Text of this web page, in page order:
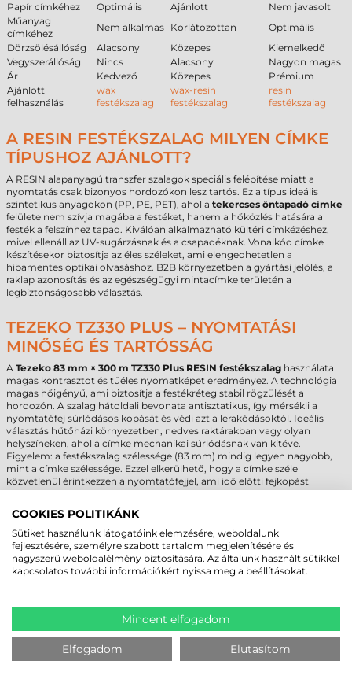
Papír címkéhez Optimális Ajánlott
Nem javasolt
Műanyag
címkéhez
Nem alkalmas Korlátozottan
Optimális
Dörzsölésállóság
Alacsony Közepes
Kiemelkedő
Vegyszerállóság
Nincs Alacsony
Nagyon magas
Ár
Kedvező Közepes
Prémium
Ajánlott
felhasználás
wax
festékszalag
wax-resin
festékszalag
resin
festékszalag
A RESIN FESTÉKSZALAG MILYEN CÍMKE
TÍPUSHOZ AJÁNLOTT?
A RESIN alapanyagú transzfer szalagok speciális felépítése miatt a
nyomtatás csak bizonyos hordozókon lesz tartós. Ez a típus ideális
szintetikus anyagokon (PP, PE, PET), ahol a tekercses öntapadó címke
felülete nem szívja magába a festéket, hanem a hőközlés hatására a
festék a felszínhez tapad. Kiválóan alkalmazható kültéri címkézéshez,
mivel ellenáll az UV-sugárzásnak és a csapadéknak. Vonalkód címke
készítésekor biztosítja az éles széleket, ami elengedhetetlen a
hibamentes optikai olvasáshoz. B2B környezetben a gyártási jelölés, a
raklap azonosítás és az egészségügyi mintacímke területén a
legbiztonságosabb választás.
TEZEKO TZ330 PLUS – NYOMTATÁSI
MINŐSÉG ÉS TARTÓSSÁG
A Tezeko 83 mm × 300 m TZ330 Plus RESIN festékszalag használata
magas kontrasztot és tűéles nyomatképet eredményez. A technológia
magas hőigényű, ami biztosítja a festékréteg stabil rögzülését a
hordozón. A szalag hátoldali bevonata antisztatikus, így mérsékli a
nyomtatófej súrlódásos kopását és védi azt a lerakódásoktól. Ideális
választás hűtőházi környezetben, nedves raktárakban vagy olyan
helyszíneken, ahol a címke mechanikai súrlódásnak van kitéve.
Figyelem: a festékszalag szélessége (83 mm) mindig legyen nagyobb,
mint a címke szélessége. Ezzel elkerülhető, hogy a címke széle
közvetlenül érintkezzen a nyomtatófejjel, ami idő előtti fejkopást
okozhat.
TEZEKO 83 MM × 300 M TZ330 PLUS
RESIN FESTÉKSZALAG (I083300330) –
KINEK AJÁNLOTT?
Plus RESIN festékszalag használatával minimalizálható a hibás
leolvasásokból eredő logisztikai költség. Bár a technológia magasabb
hőfokot igényel a direkt termál nyomtatáshoz képest, a létrehozott
jelölés élettartama többszöröse a hagyományos eljárásoknak. Kiváló ár-
érték arányú megoldás gyártósori dokumentációhoz és hosszú távú
COOKIES POLITIKÁNK
Sütiket használunk látogatóink elemzésére, weboldalunk
fejlesztésére, személyre szabott tartalom megjelenítésére és
nagyszerű weboldalélmény biztosítására. Az általunk használt sütikkel
kapcsolatos további információkért nyissa meg a beállításokat.
Mindent elfogadom
Elfogadom Elutasítom